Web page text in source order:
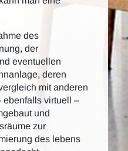
des
der
eventuellen
deren
mit anderen
ebenfalls virtuell –
und
zur
des lebens